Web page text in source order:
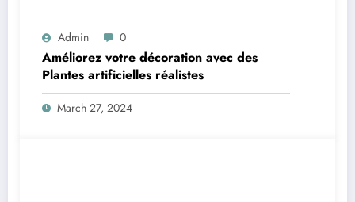
Admin 0
Améliorez votre décoration avec des
Plantes artificielles réalistes
March 27, 2024